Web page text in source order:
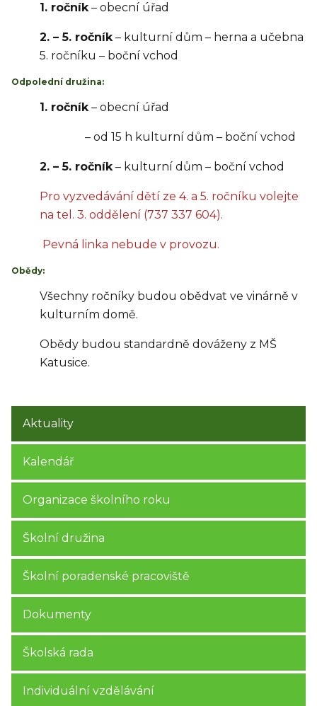
1. ročník– obecní úřad
2. – 5. ročník– kulturní dům – herna a učebna
5. ročníku – boční vchod
Odpolední družina:
1. ročník– obecní úřad
– od 15 h kulturní dům – boční vchod
2. – 5. ročník– kulturní dům – boční vchod
Pro vyzvedávání dětí ze 4. a 5. ročníku volejte
na tel. 3. oddělení (737 337 604).
Pevná linka nebude v provozu.
Obědy:
Všechny ročníky budou obědvat ve vinárně v
kulturním domě.
Obědy budou standardně dováženy z MŠ
Katusice.
Aktuality
Kalendář
Organizace školního roku
Školní družina
Školní poradenské pracoviště
Dokumenty
Školská rada
Individuální vzdělávání